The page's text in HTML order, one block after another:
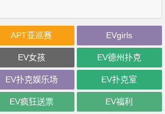
APT亚巡赛 EVgirls
EV女孩 EV德州扑克
EV扑克娱乐场 EV扑克室
EV疯狂送票 EV福利